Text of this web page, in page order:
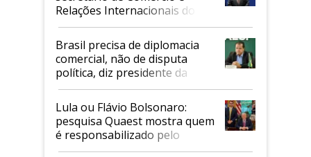
Relações Internacionais do
Mapa
Brasil precisa de diplomacia
comercial, não de disputa
política, diz presidente da
Faesp
Lula ou Flávio Bolsonaro:
pesquisa Quaest mostra quem
é responsabilizado pelo
tarifaço dos EUA